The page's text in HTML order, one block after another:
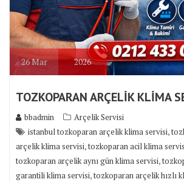
26Mar 2026
TOZKOPARAN ARÇELİK KLİMA
bbadmin
Arçelik Servisi
istanbul tozkoparan arçelik klima servisi,
arçelik klima servisi,tozkoparan acil klima
tozkoparan arçelik aynı gün klima servisi,
garantili klima servisi,tozkoparan arçelik hızlı